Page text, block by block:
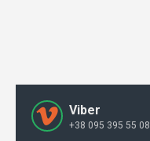
Viber
+38 095 395 55 08